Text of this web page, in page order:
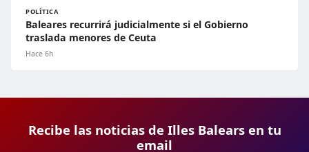
POLÍTICA
Baleares recurrirá judicialmente si el Gobierno
traslada menores de Ceuta
Hace 6h
Recibe las noticias de Illes Balears en tu
email